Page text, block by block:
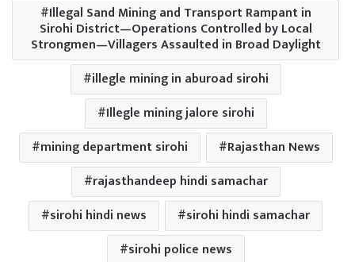
Illegal Sand Mining and Transport Rampant in
Sirohi District—Operations Controlled by Local
Strongmen—Villagers Assaulted in Broad Daylight
illegle mining in aburoad sirohi
Illegle mining jalore sirohi
mining department sirohi
Rajasthan News
rajasthandeep hindi samachar
sirohi hindi news
sirohi hindi samachar
sirohi police news